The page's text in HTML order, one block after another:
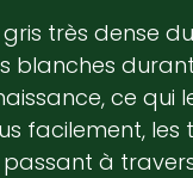
très dense
blanches durant
ce qui
facilement,
à